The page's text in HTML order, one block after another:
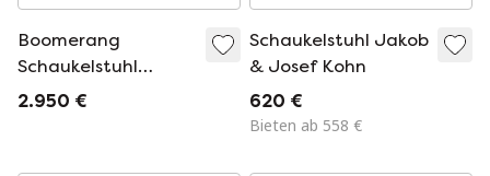
Boomerang
Schaukelstuhl
Mogens Kold Teak
2.950 €
Schaukelstuhl Jakob
& Josef Kohn
620 €
Bieten ab 558 €